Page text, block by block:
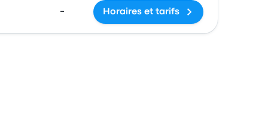
- Horaires et tarifs